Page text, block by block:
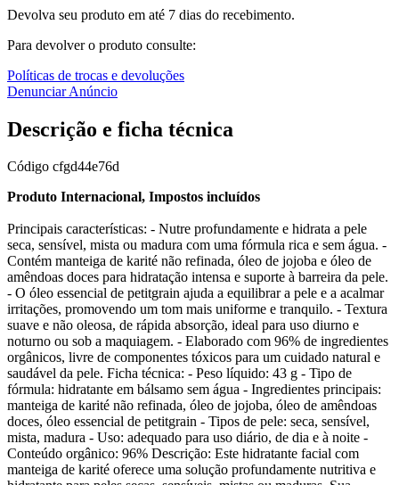
Devolva seu produto em até 7 dias do recebimento.
Para devolver o produto consulte:
Políticas de trocas e devoluções
Denunciar Anúncio
Descrição e ficha técnica
Código cfgd44e76d
Produto Internacional, Impostos incluídos
Principais características: - Nutre profundamente e hidrata a pele
seca, sensível, mista ou madura com uma fórmula rica e sem água. -
Contém manteiga de karité não refinada, óleo de jojoba e óleo de
amêndoas doces para hidratação intensa e suporte à barreira da pele.
- O óleo essencial de petitgrain ajuda a equilibrar a pele e a acalmar
irritações, promovendo um tom mais uniforme e tranquilo. - Textura
suave e não oleosa, de rápida absorção, ideal para uso diurno e
noturno ou sob a maquiagem. - Elaborado com 96% de ingredientes
orgânicos, livre de componentes tóxicos para um cuidado natural e
saudável da pele. Ficha técnica: - Peso líquido: 43 g - Tipo de
fórmula: hidratante em bálsamo sem água - Ingredientes principais:
manteiga de karité não refinada, óleo de jojoba, óleo de amêndoas
doces, óleo essencial de petitgrain - Tipos de pele: seca, sensível,
mista, madura - Uso: adequado para uso diário, de dia e à noite -
Conteúdo orgânico: 96% Descrição: Este hidratante facial com
manteiga de karité oferece uma solução profundamente nutritiva e